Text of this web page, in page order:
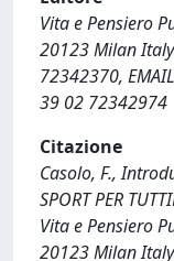
Vita e Pensiero
20123 Milan
72342370,
39 02 72342974
Citazione
Casolo, F.,
SPORT PER
Vita e Pensiero
20123 Milan